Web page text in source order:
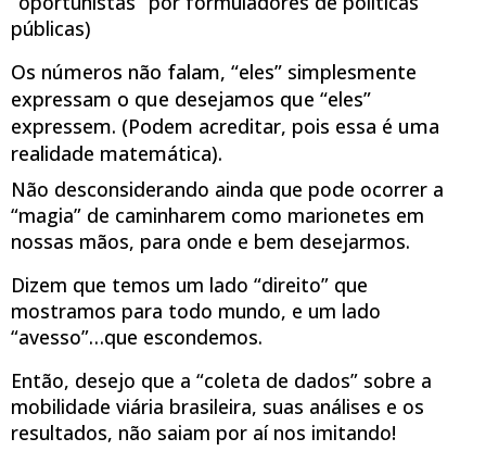
públicas)
Os números não falam, “eles” simplesmente
expressam o que desejamos que “eles”
expressem. (Podem acreditar, pois essa é uma
realidade matemática).
Não desconsiderando ainda que pode ocorrer a
“magia” de caminharem como marionetes em
nossas mãos, para onde e bem desejarmos.
Dizem que temos um lado “direito” que
mostramos para todo mundo, e um lado
“avesso”…que escondemos.
Então, desejo que a “coleta de dados” sobre a
mobilidade viária brasileira, suas análises e os
resultados, não saiam por aí nos imitando!